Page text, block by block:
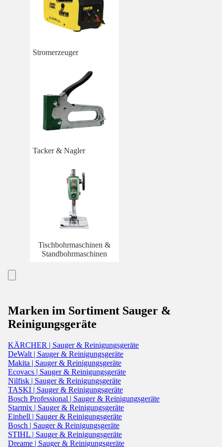
Stromerzeuger
Tacker & Nagler
Tischbohrmaschinen &
Standbohrmaschinen
Marken im Sortiment Sauger &
Reinigungsgeräte
KÄRCHER | Sauger & Reinigungsgeräte
DeWalt | Sauger & Reinigungsgeräte
Makita | Sauger & Reinigungsgeräte
Ecovacs | Sauger & Reinigungsgeräte
Nilfisk | Sauger & Reinigungsgeräte
TASKI | Sauger & Reinigungsgeräte
Bosch Professional | Sauger & Reinigungsgeräte
Starmix | Sauger & Reinigungsgeräte
Einhell | Sauger & Reinigungsgeräte
Bosch | Sauger & Reinigungsgeräte
STIHL | Sauger & Reinigungsgeräte
Dreame | Sauger & Reinigungsgeräte